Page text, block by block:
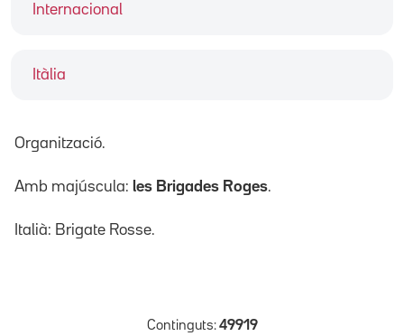
Internacional
Itàlia
Organització.
Amb majúscula: les Brigades Roges.
Italià: Brigate Rosse.
Continguts: 49919